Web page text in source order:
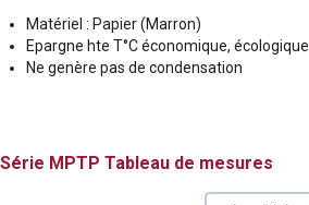
Matériel : Papier (Marron)
Epargne hte T°C économique, écologique
Ne genère pas de condensation
MPTP Tableau de mesures